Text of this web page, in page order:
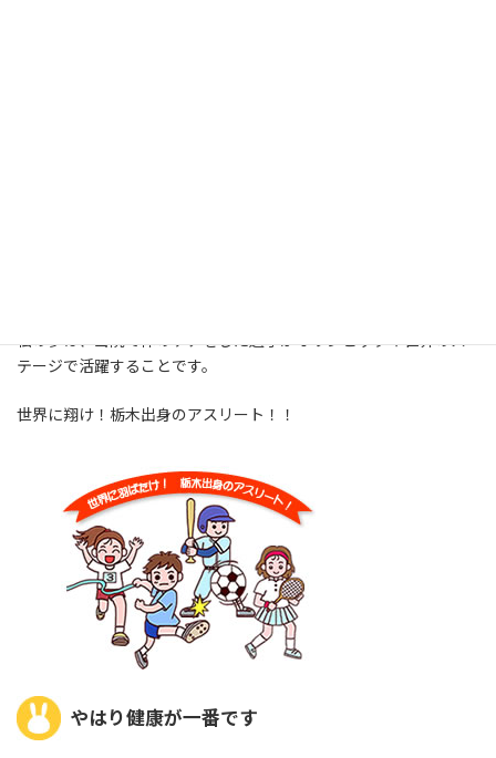
私の夢は、当院で体のケアをした選手がオリンピックや世界のス
テージで活躍することです。
世界に翔け！栃木出身のアスリート！！
やはり健康が一番です